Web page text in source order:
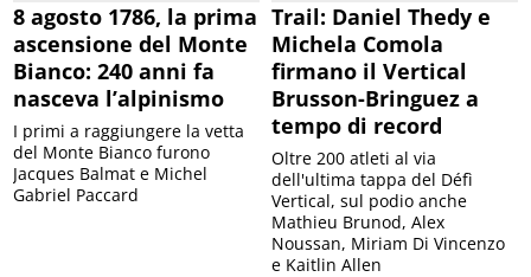
8 agosto 1786, la prima
ascensione del Monte
Bianco: 240 anni fa
nasceva l’alpinismo
I primi a raggiungere la vetta
del Monte Bianco furono
Jacques Balmat e Michel
Gabriel Paccard
Trail: Daniel Thedy e
Michela Comola
firmano il Vertical
Brusson-Bringuez a
tempo di record
Oltre 200 atleti al via
dell'ultima tappa del Défì
Vertical, sul podio anche
Mathieu Brunod, Alex
Noussan, Miriam Di Vincenzo
e Kaitlin Allen